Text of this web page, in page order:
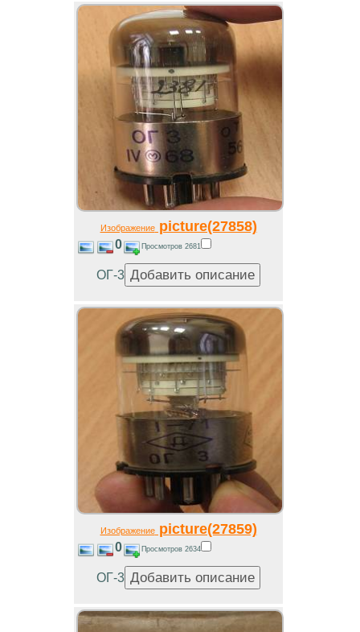
Изображениеpicture(27858)
0 Просмотров 2681
ОГ-3
Изображениеpicture(27859)
0 Просмотров 2634
ОГ-3